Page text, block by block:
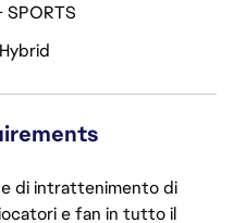
Hybrid
di intrattenimento di
e fan in tutto il